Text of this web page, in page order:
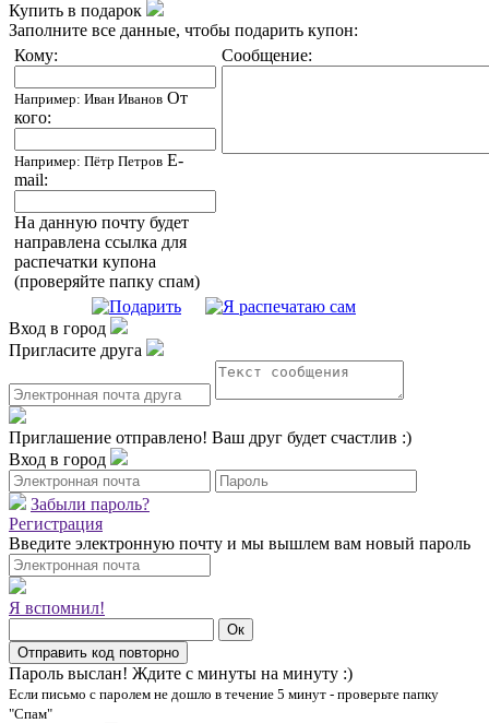
Купить в подарок
Заполните все данные, чтобы подарить купон:
Кому:
Например: Иван Иванов От
кого:
Например: Пётр Петров E-
mail:
На данную почту будет
направлена ссылка для
распечатки купона
(проверяйте папку спам)
Сообщение:
Вход в город
Пригласите друга
Приглашение отправлено! Ваш друг будет счастлив :)
Вход в город
Забыли пароль?
Регистрация
Введите электронную почту и мы вышлем вам новый пароль
Я вспомнил!
Пароль выслан! Ждите с минуты на минуту :)
Если письмо с паролем не дошло в течение 5 минут - проверьте папку
"Спам"